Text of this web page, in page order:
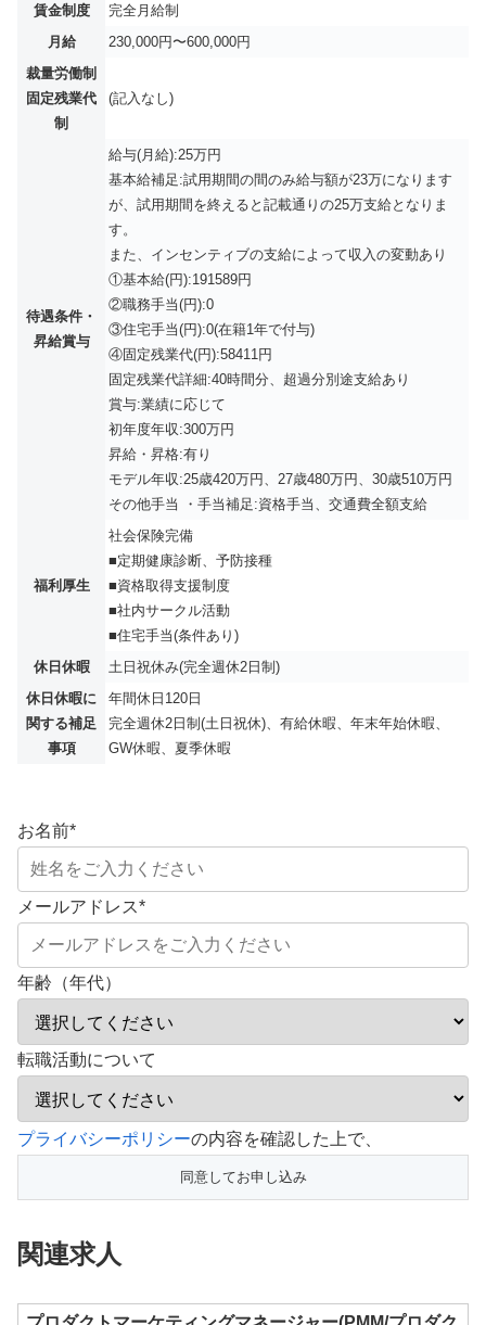
賃金制度
完全月給制
月給
230,000円〜600,000円
裁量労働制
固定残業代
制
(記入なし)
待遇条件・
昇給賞与
給与(月給):25万円
基本給補足:試用期間の間のみ給与額が23万になります
が、試用期間を終えると記載通りの25万支給となりま
す。
また、インセンティブの支給によって収入の変動あり
①基本給(円):191589円
②職務手当(円):0
③住宅手当(円):0(在籍1年で付与)
④固定残業代(円):58411円
固定残業代詳細:40時間分、超過分別途支給あり
賞与:業績に応じて
初年度年収:300万円
昇給・昇格:有り
モデル年収:25歳420万円、27歳480万円、30歳510万円
その他手当 ・手当補足:資格手当、交通費全額支給
福利厚生
社会保険完備
■定期健康診断、予防接種
■資格取得支援制度
■社内サークル活動
■住宅手当(条件あり)
休日休暇
土日祝休み(完全週休2日制)
休日休暇に
関する補足
事項
年間休日120日
完全週休2日制(土日祝休)、有給休暇、年末年始休暇、
GW休暇、夏季休暇
お名前*
メールアドレス*
年齢（年代）
転職活動について
こ
フ
ー
ド
プライバシーポリシーの内容を確認した上で、
関連求人